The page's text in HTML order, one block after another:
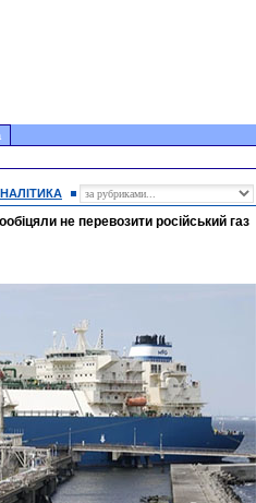
не перевозити російський газ